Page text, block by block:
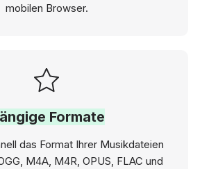
mobilen Browser.
Formate
das Format Ihrer Musikdateien
M4A, M4R, OPUS, FLAC und